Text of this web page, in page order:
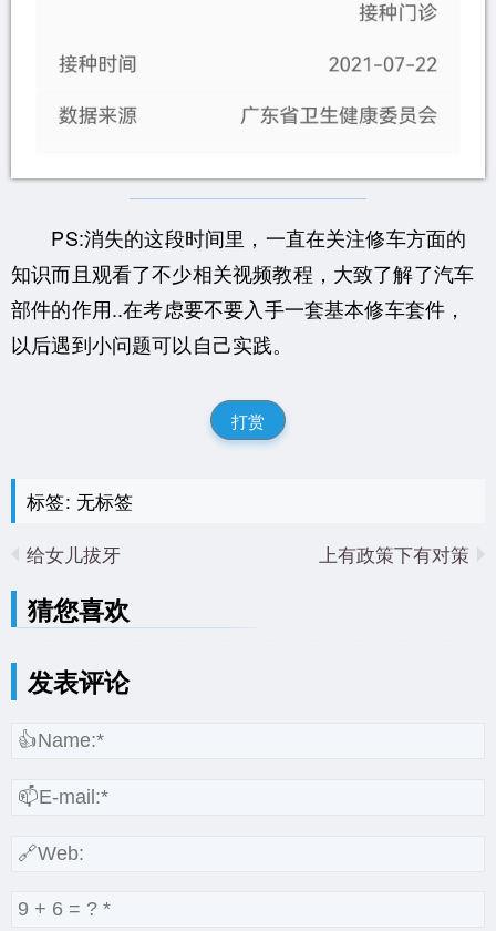
PS:消失的这段时间里，一直在关注修车方面的
知识而且观看了不少相关视频教程，大致了解了汽车
部件的作用..在考虑要不要入手一套基本修车套件，
以后遇到小问题可以自己实践。
打赏
标签: 无标签
给女儿拔牙
上有政策下有对策
猜您喜欢
发表评论